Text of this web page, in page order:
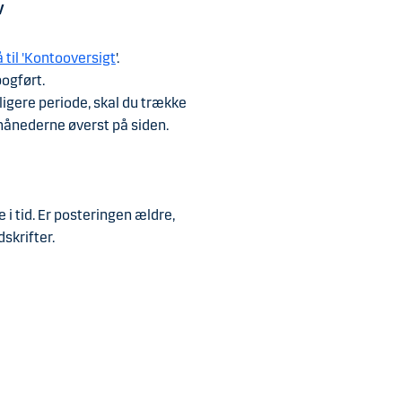
til 'Kontooversigt'.
periode, skal du trække
øverst på siden.
i tid. Er posteringen ældre,
til konti'